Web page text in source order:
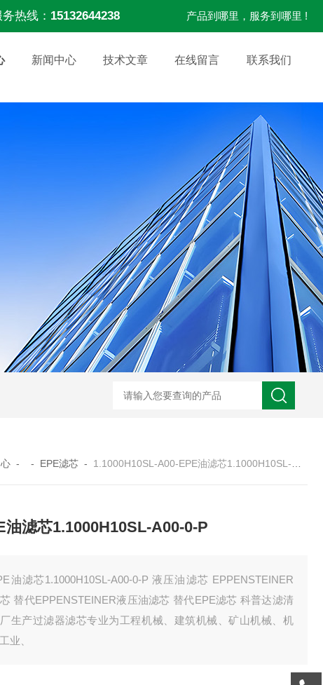
务热线： 15132644238 产品到哪里，服务到哪里 !
新闻中心 技术文章 在线留言 联系我们
0250DN010BN4HC液压油滤芯 CST71005离心机滤芯 RFA-630*10/
- - EPE滤芯 - 1.1000H10SL-A00-EPE油滤芯1.1000H10SL-A00-0-P
油滤芯1.1000H10SL-A00-0-P
油滤芯1.1000H10SL-A00-0-P 液压油滤芯 EPPENSTEINER
替代EPPENSTEINER液压油滤芯 替代EPE滤芯 科普达滤清
生产过滤器滤芯专业为工程机械、建筑机械、矿山机械、机
业、